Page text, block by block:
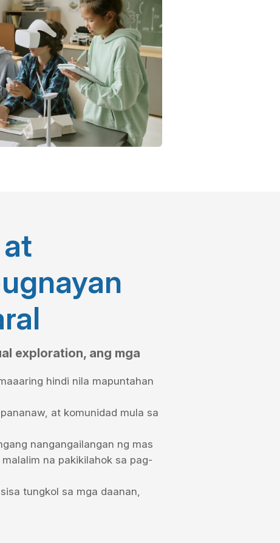
exploration, ang mga
hindi nila mapuntahan
at komunidad mula sa
nangangailangan ng mas
na pakikilahok sa pag-
tungkol sa mga daanan,